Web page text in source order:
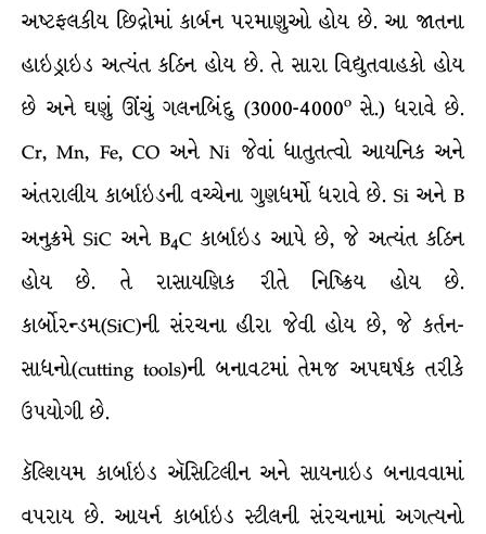
અષ્ટફલકીય છિદ્રોમાં કાર્બન પરમાણુઓ હોય છે. આ જાતના
હાઇડ્રાઇડ અત્યંત કઠિન હોય છે. તે સારા વિદ્યુતવાહકો હોય
છે અને ઘણું ઊંચું ગલનબિંદુ (3000-4000oસે.) ધરાવે છે.
Cr, Mn, Fe, CO અને Ni જેવાં ધાતુતત્વો આયનિક અને
અંતરાલીય કાર્બાઇડની વચ્ચેના ગુણધર્મો ધરાવે છે. Si અને B
અનુક્રમે SiC અને B4C કાર્બાઇડ આપે છે, જે અત્યંત કઠિન
હોય છે. તે રાસાયણિક રીતે નિષ્ક્રિય હોય છે.
કાર્બોરન્ડમ(SiC)ની સંરચના હીરા જેવી હોય છે, જે કર્તન-
સાધનો(cutting tools)ની બનાવટમાં તેમજ અપઘર્ષક તરીકે
ઉપયોગી છે.
કૅલ્શિયમ કાર્બાઇડ ઍસિટિલીન અને સાયનાઇડ બનાવવામાં
વપરાય છે. આયર્ન કાર્બાઇડ સ્ટીલની સંરચનામાં અગત્યનો